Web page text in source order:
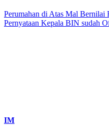
Perumahan di Atas Mal Bernilai
Pernyataan Kepala BIN sudah
IM